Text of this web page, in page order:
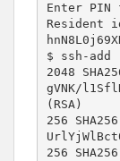
Enter
Resident
$ ssh-
2048
gVNK/
(RSA)
256
256